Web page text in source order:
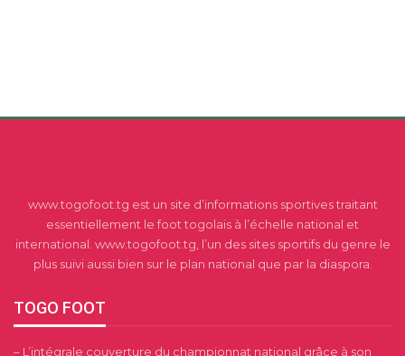
www.togofoot.tg est un site d’informations sportives traitant
essentiellement le foot togolais à l’échelle national et
international. www.togofoot.tg, l’un des sites sportifs du genre le
plus suivi aussi bien sur le plan national que par la diaspora.
TOGO FOOT
– L’intégrale couverture du championnat national grâce à son